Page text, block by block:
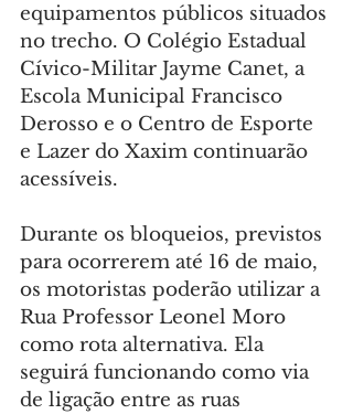
equipamentos públicos situados
no trecho. O Colégio Estadual
Cívico-Militar Jayme Canet, a
Escola Municipal Francisco
Derosso e o Centro de Esporte
e Lazer do Xaxim continuarão
acessíveis.
Durante os bloqueios, previstos
para ocorrerem até 16 de maio,
os motoristas poderão utilizar a
Rua Professor Leonel Moro
como rota alternativa. Ela
seguirá funcionando como via
de ligação entre as ruas